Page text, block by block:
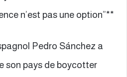
n’est pas une option”**
Pedro Sánchez a
son pays de boycotter